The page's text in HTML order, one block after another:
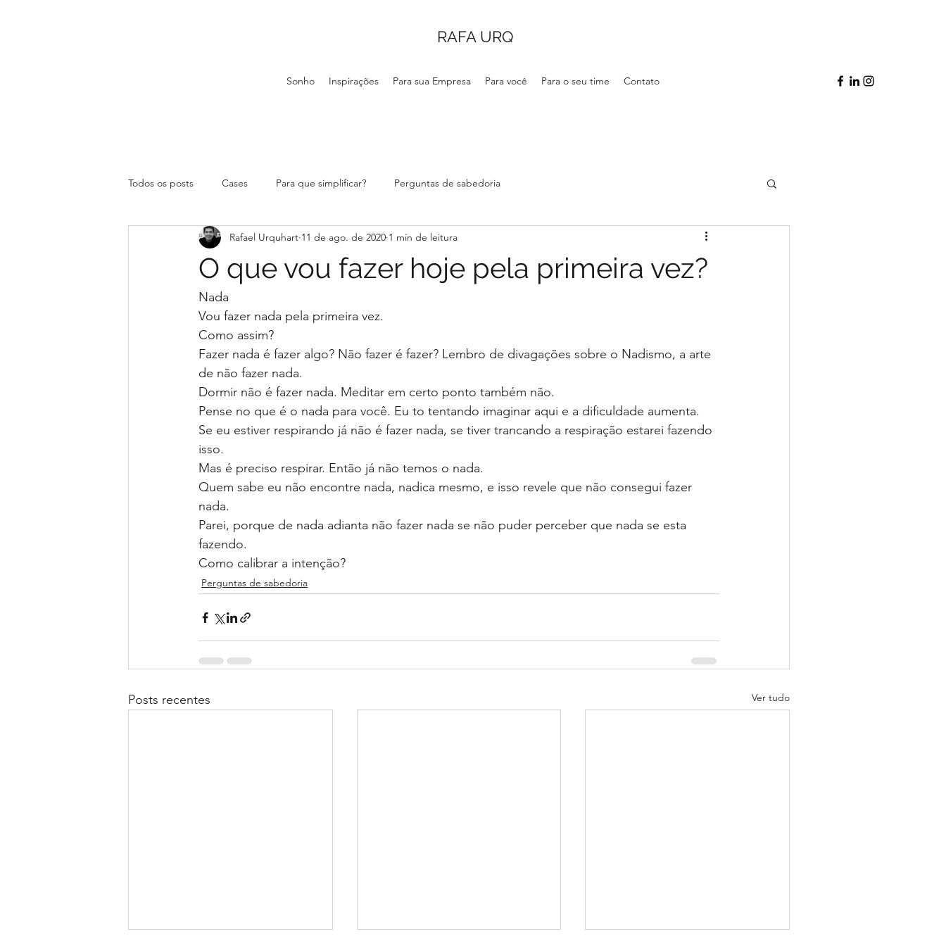
RAFA URQ
Sonho Inspirações Para sua Empresa Para você Para o seu time Contato
Todos os posts Cases Para que simplificar? Perguntas de sabedoria
O que vou fazer hoje pela primeira vez?
Rafael Urquhart 11 de ago. de 2020 1 min de leitura
Nada
Vou fazer nada pela primeira vez.
Como assim?
Fazer nada é fazer algo? Não fazer é fazer? Lembro de divagações sobre o Nadismo, a arte
de não fazer nada.
Dormir não é fazer nada. Meditar em certo ponto também não.
Pense no que é o nada para você. Eu to tentando imaginar aqui e a dificuldade aumenta.
Se eu estiver respirando já não é fazer nada, se tiver trancando a respiração estarei fazendo
isso.
Mas é preciso respirar. Então já não temos o nada.
Quem sabe eu não encontre nada, nadica mesmo, e isso revele que não consegui fazer
nada.
Parei, porque de nada adianta não fazer nada se não puder perceber que nada se esta
fazendo.
Como calibrar a intenção?
Perguntas de sabedoria
Posts recentes Ver tudo